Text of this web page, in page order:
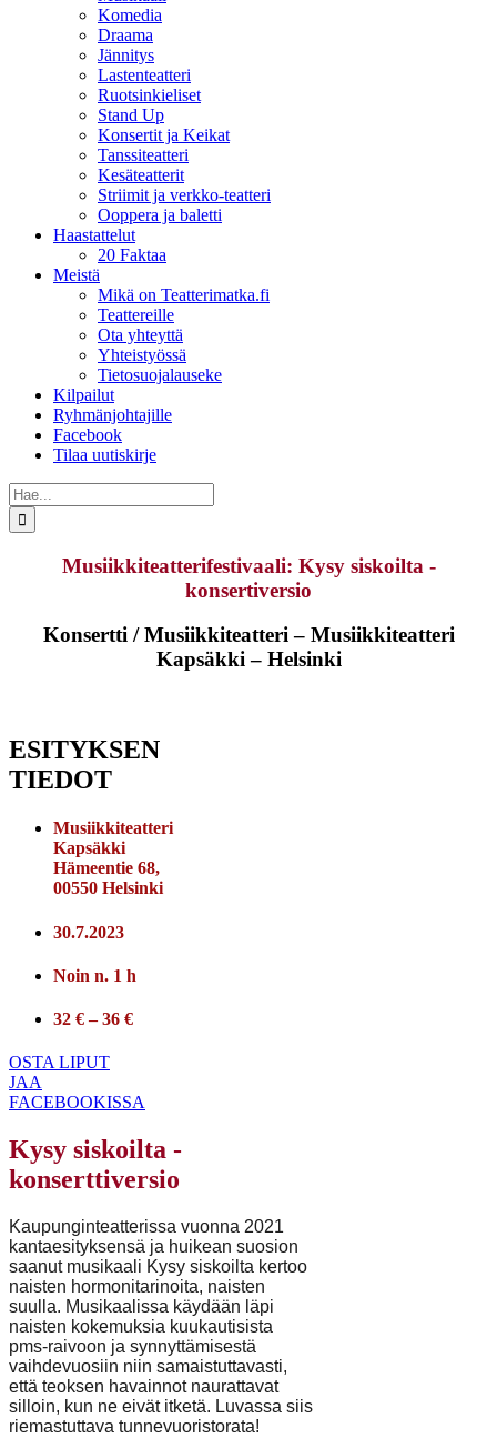
Komedia
Draama
Jännitys
Lastenteatteri
Ruotsinkieliset
Stand Up
Konsertit ja Keikat
Tanssiteatteri
Kesäteatterit
Striimit ja verkko-teatteri
Ooppera ja baletti
Haastattelut
20 Faktaa
Meistä
Mikä on Teatterimatka.fi
Teattereille
Ota yhteyttä
Yhteistyössä
Tietosuojalauseke
Kilpailut
Ryhmänjohtajille
Facebook
Tilaa uutiskirje
Etsi
...
Musiikkiteatterifestivaali: Kysy siskoilta -
konsertiversio
Konsertti / Musiikkiteatteri – Musiikkiteatteri
Kapsäkki – Helsinki
ESITYKSEN
TIEDOT
Musiikkiteatteri
Kapsäkki
Hämeentie 68,
00550 Helsinki
30.7.2023
Noin n. 1 h
32 € – 36 €
OSTA LIPUT
JAA
FACEBOOKISSA
Kysy siskoilta -
konserttiversio
Kaupunginteatterissa vuonna 2021
kantaesityksensä ja huikean suosion
saanut musikaali Kysy siskoilta kertoo
naisten hormonitarinoita, naisten
suulla. Musikaalissa käydään läpi
naisten kokemuksia kuukautisista
pms-raivoon ja synnyttämisestä
vaihdevuosiin niin samaistuttavasti,
että teoksen havainnot naurattavat
silloin, kun ne eivät itketä. Luvassa siis
riemastuttava tunnevuoristorata!